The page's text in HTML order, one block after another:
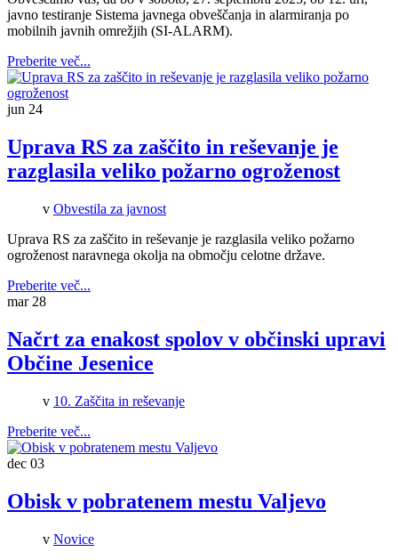
javno testiranje Sistema javnega obveščanja in alarmiranja po
mobilnih javnih omrežjih (SI-ALARM).
Preberite več...
jun 24
Uprava RS za zaščito in reševanje je
razglasila veliko požarno ogroženost
v Obvestila za javnost
Uprava RS za zaščito in reševanje je razglasila veliko požarno
ogroženost naravnega okolja na območju celotne države.
Preberite več...
mar 28
Načrt za enakost spolov v občinski upravi
Občine Jesenice
v 10. Zaščita in reševanje
Preberite več...
dec 03
Obisk v pobratenem mestu Valjevo
v Novice